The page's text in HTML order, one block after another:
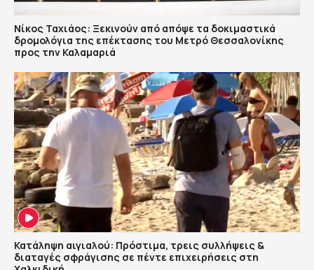
Νίκος Ταχιάος: Ξεκινούν από απόψε τα δοκιμαστικά
δρομολόγια της επέκτασης του Μετρό Θεσσαλονίκης
προς την Καλαμαριά
Κατάληψη αιγιαλού: Πρόστιμα, τρεις συλλήψεις &
διαταγές σφράγισης σε πέντε επιχειρήσεις στη